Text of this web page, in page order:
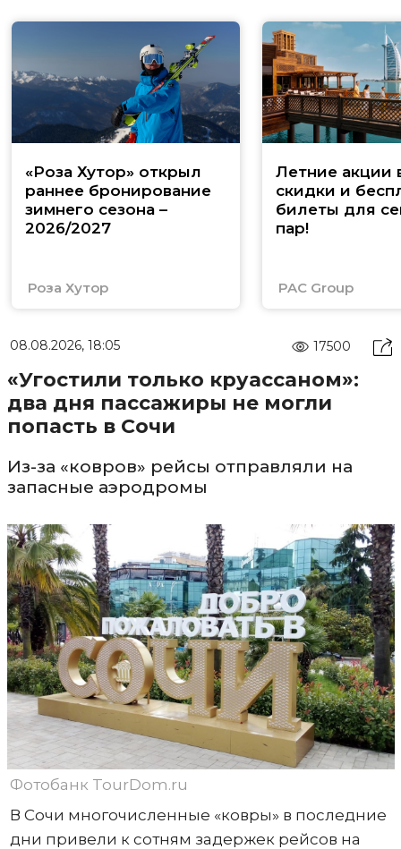
«Роза Хутор» открыл
раннее бронирование
зимнего сезона –
2026/2027
Роза Хутор
Летние акции
скидки и
билеты для
пар!
PAC Group
08.08.2026, 18:05 17500
«Угостили только круассаном»:
два дня пассажиры не могли
попасть в Сочи
Из-за «ковров» рейсы отправляли на
запасные аэродромы
Фотобанк TourDom.ru
В Сочи многочисленные «ковры» в последние
дни привели к сотням задержек рейсов на